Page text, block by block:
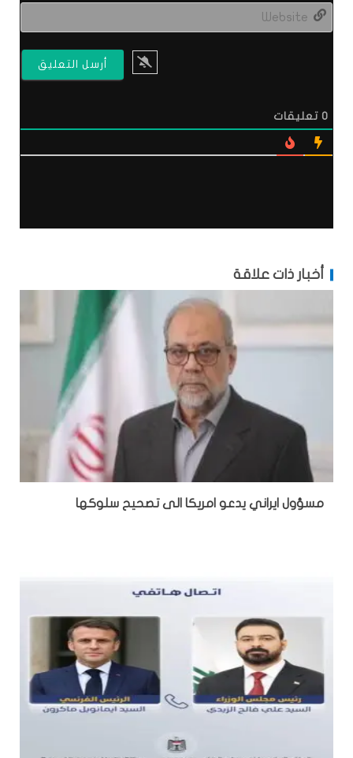
0 تعليقات
أخبار ذات علاقة
مسؤول ايراني يدعو امريكا الى تصحيح سلوكها